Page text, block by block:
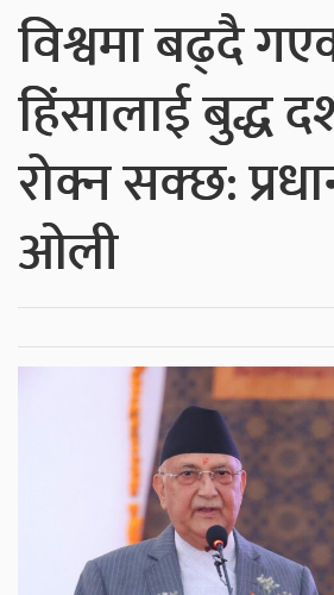
विश्वमा बढ्दै
हिंसालाई बुद्ध
रोक्न सक्छ:
ओली